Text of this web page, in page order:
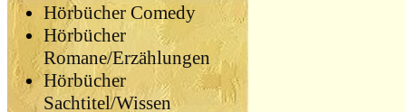
Hörbücher Comedy
Hörbücher
Romane/Erzählungen
Hörbücher
Sachtitel/Wissen